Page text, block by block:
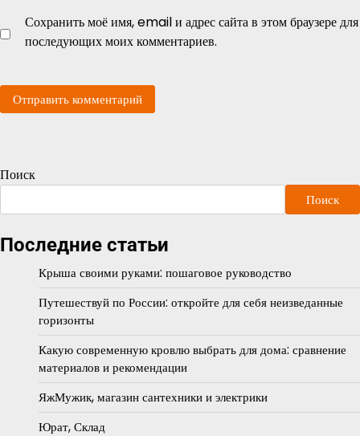
Сохранить моё имя, email и адрес сайта в этом браузере для
последующих моих комментариев.
Поиск
Поиск
Последние статьи
Крыша своими руками: пошаговое руководство
Путешествуй по России: откройте для себя неизведанные
горизонты
Какую современную кровлю выбрать для дома: сравнение
материалов и рекомендации
ЯжМужик, магазин сантехники и электрики
Юрат, Склад